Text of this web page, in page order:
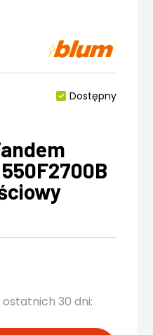
Dostępny
30 dni: